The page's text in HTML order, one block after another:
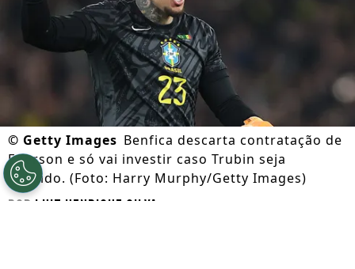
© Getty Images Benfica descarta contratação de
Ederson e só vai investir caso Trubin seja
vendido. (Foto: Harry Murphy/Getty Images)
Por Luiz Henrique Silva